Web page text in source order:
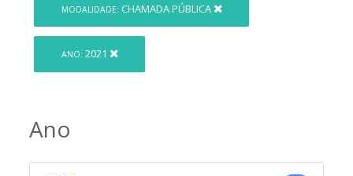
MODALIDADE: CHAMADA PÚBLICA
ANO: 2021
Ano